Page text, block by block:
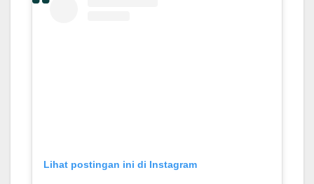
Lihat postingan ini di Instagram